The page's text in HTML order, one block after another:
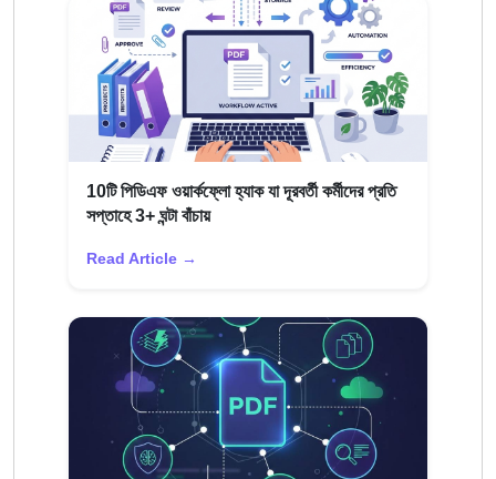
10টি পিডিএফ ওয়ার্কফ্লো হ্যাক যা দূরবর্তী কর্মীদের প্রতি
সপ্তাহে 3+ ঘন্টা বাঁচায়
Read Article →